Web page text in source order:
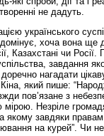
не дадуть.
українського
хоча вона ще
Казахстані чи
завдання
нагадати
який пише:
пов’язане з
Незріле
якому завдяки
на курей”. Чи не